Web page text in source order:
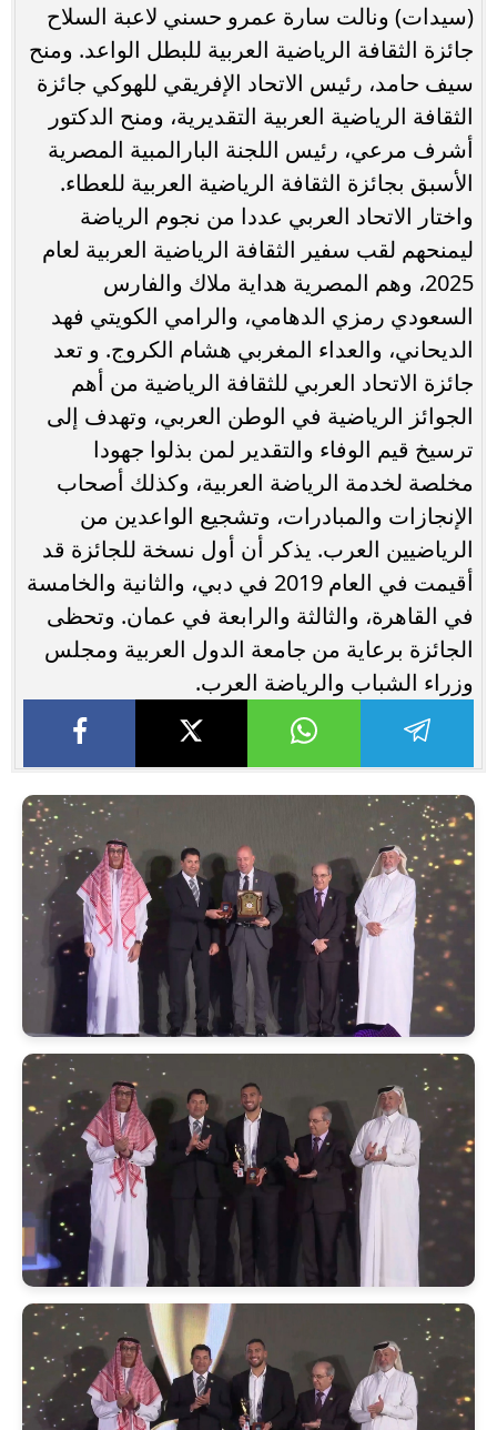
(سيدات) ونالت سارة عمرو حسني لاعبة السلاح
جائزة الثقافة الرياضية العربية للبطل الواعد. ومنح
سيف حامد، رئيس الاتحاد الإفريقي للهوكي جائزة
الثقافة الرياضية العربية التقديرية، ومنح الدكتور
أشرف مرعي، رئيس اللجنة البارالمبية المصرية
الأسبق بجائزة الثقافة الرياضية العربية للعطاء.
واختار الاتحاد العربي عددا من نجوم الرياضة
ليمنحهم لقب سفير الثقافة الرياضية العربية لعام
2025، وهم المصرية هداية ملاك والفارس
السعودي رمزي الدهامي، والرامي الكويتي فهد
الديحاني، والعداء المغربي هشام الكروج. و تعد
جائزة الاتحاد العربي للثقافة الرياضية من أهم
الجوائز الرياضية في الوطن العربي، وتهدف إلى
ترسيخ قيم الوفاء والتقدير لمن بذلوا جهودا
مخلصة لخدمة الرياضة العربية، وكذلك أصحاب
الإنجازات والمبادرات، وتشجيع الواعدين من
الرياضيين العرب. يذكر أن أول نسخة للجائزة قد
أقيمت في العام 2019 في دبي، والثانية والخامسة
في القاهرة، والثالثة والرابعة في عمان. وتحظى
الجائزة برعاية من جامعة الدول العربية ومجلس
وزراء الشباب والرياضة العرب.